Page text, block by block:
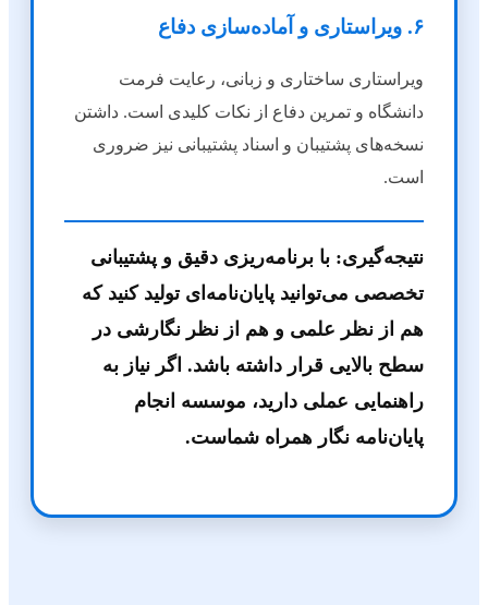
۶. ویراستاری و آماده‌سازی دفاع
ویراستاری ساختاری و زبانی، رعایت فرمت
دانشگاه و تمرین دفاع از نکات کلیدی است. داشتن
نسخه‌های پشتیبان و اسناد پشتیبانی نیز ضروری
است.
نتیجه‌گیری: با برنامه‌ریزی دقیق و پشتیبانی
تخصصی می‌توانید پایان‌نامه‌ای تولید کنید که
هم از نظر علمی و هم از نظر نگارشی در
سطح بالایی قرار داشته باشد. اگر نیاز به
راهنمایی عملی دارید، موسسه انجام
پایان‌نامه نگار همراه شماست.